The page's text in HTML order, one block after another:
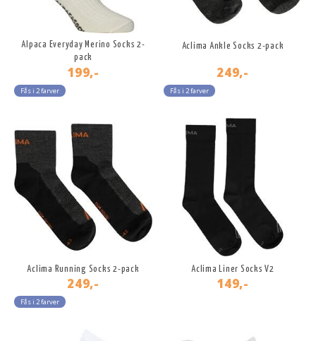
Alpaca Everyday Merino Socks 2-
pack
199,-
Fås i 2 farver
Aclima Ankle Socks 2-pack
249,-
Fås i 2 farver
Aclima Running Socks 2-pack
249,-
Fås i 2 farver
Aclima Liner Socks V2
149,-